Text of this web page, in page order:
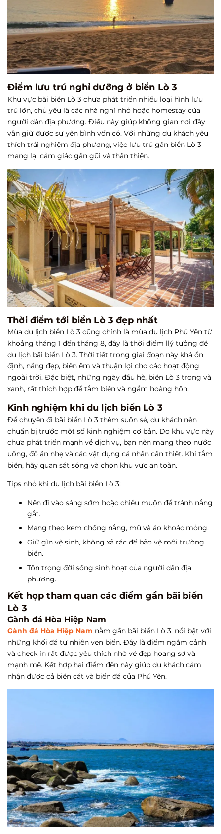
Điểm lưu trú nghỉ dưỡng ở biển Lò 3
Khu vực bãi biển Lò 3 chưa phát triển nhiều loại hình lưu
trú lớn, chủ yếu là các nhà nghỉ nhỏ hoặc homestay của
người dân địa phương. Điều này giúp không gian nơi đây
vẫn giữ được sự yên bình vốn có. Với những du khách yêu
thích trải nghiệm địa phương, việc lưu trú gần biển Lò 3
mang lại cảm giác gần gũi và thân thiện.
Thời điểm tới biển Lò 3 đẹp nhất
Mùa du lịch biển Lò 3 cũng chính là mùa du lịch Phú Yên từ
khoảng tháng 1 đến tháng 8, đây là thời điểm llý tưởng để
du lịch bãi biển Lò 3. Thời tiết trong giai đoạn này khá ổn
định, nắng đẹp, biển êm và thuận lợi cho các hoạt động
ngoài trời. Đặc biệt, những ngày đầu hè, biển Lò 3 trong và
xanh, rất thích hợp để tắm biển và ngắm hoàng hôn.
Kinh nghiệm khi du lịch biển Lò 3
Để chuyến đi bãi biển Lò 3 thêm suôn sẻ, du khách nên
chuẩn bị trước một số kinh nghiệm cơ bản. Do khu vực này
chưa phát triển mạnh về dịch vụ, bạn nên mang theo nước
uống, đồ ăn nhẹ và các vật dụng cá nhân cần thiết. Khi tắm
biển, hãy quan sát sóng và chọn khu vực an toàn.
Tips nhỏ khi du lịch bãi biển Lò 3:
Nên đi vào sáng sớm hoặc chiều muộn để tránh nắng
gắt.
Mang theo kem chống nắng, mũ và áo khoác mỏng.
Giữ gìn vệ sinh, không xả rác để bảo vệ môi trường
biển.
Tôn trọng đời sống sinh hoạt của người dân địa
phương.
Kết hợp tham quan các điểm gần bãi biển
Lò 3
Gành đá Hòa Hiệp Nam
Gành đá Hòa Hiệp Nam nằm gần bãi biển Lò 3, nổi bật với
những khối đá tự nhiên ven biển. Đây là điểm ngắm cảnh
và check in rất được yêu thích nhờ vẻ đẹp hoang sơ và
mạnh mẽ. Kết hợp hai điểm đến này giúp du khách cảm
nhận được cả biển cát và biển đá của Phú Yên.